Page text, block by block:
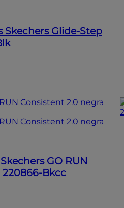
Skechers Glide-Step
GO RUN
220866-Bkcc